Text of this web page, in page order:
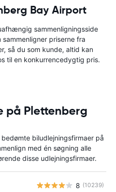
Bay Airport
sammenligningsside
priserne fra
så du som kunde, altid kan
til en konkurrencedygtig pris.
på Plettenberg
biludlejningsfirmaer på
med én søgning alle
disse udlejningsfirmaer.
8 (10239)